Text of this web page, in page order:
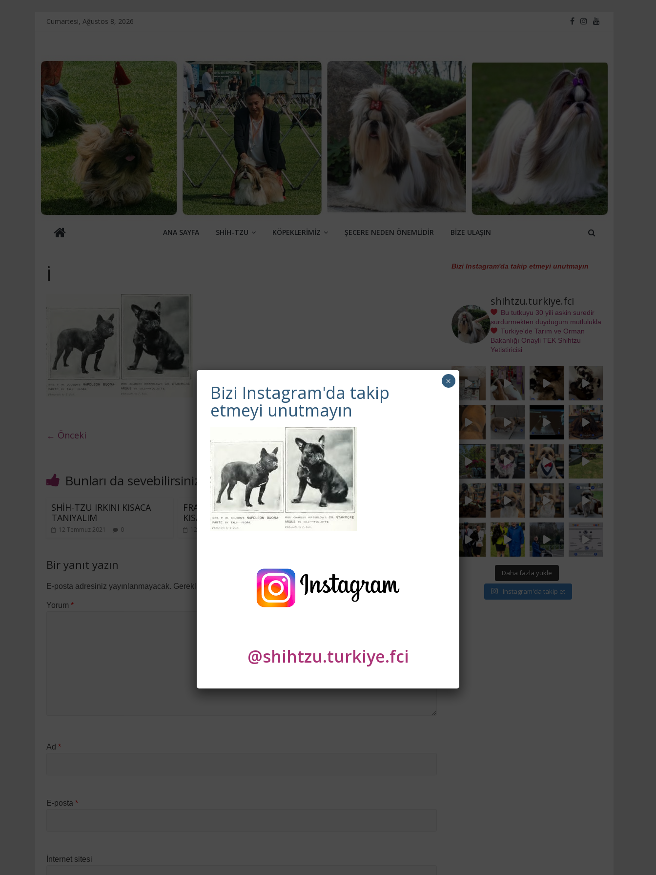
SkipCumartesi, Ağustos 8, 2026
Touche
D'amour
Kennel
ANA SAYFA SHİH-TZU KÖPEKLERİMİZ ŞECERE NEDEN ÖNEMLİDİR BIZE ULAŞIN
i
← Önceki
Bunları da sevebilirsiniz
SHİH-TZU IRKINI KISACA
TANIYALIM
12 Temmuz 2021 0
FRANSIZ BULLDOG IRKINI
KISACA TANIYALIM
12 Temmuz 2021
Bir yanıt yazın
E-posta adresiniz yayınlanmayacak. Gerekli alanlar ile işaretlenmişlerdir
Yorum *
Ad *
E-posta *
İnternet sitesi
Bizi Instagram'da takip etmeyi unutmayın
shihtzu.turkiye.fci
Bu tutkuyu 30 yili askin suredir
surdurmekten duydugum mutlulukla
Turkiye'de Tarım ve Orman
Bakanlığı Onayli TEK Shihtzu
Yetistiricisi
Daha fazla yükle
Instagram'da takip et
Bizi Instagram'da takip
etmeyi unutmayın
@shihtzu.turkiye.fci
×